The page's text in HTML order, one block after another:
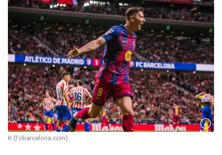
K (Fcbarcelona.com)